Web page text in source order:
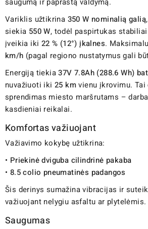
Variklis užtikrina 350 W nominalią galią
siekia 550 W, todėl paspirtukas
įveikia iki 22 % (12°) įkalnes.
km/h (pagal regiono nustatymus gali
Energiją tiekia37V 7.8Ah (288.6 Wh)
nuvažiuoti iki25 kmvienu įkrovimu.
sprendimas miesto maršrutams –
kasdieniai reikalai.
Komfortas važiuojant
Važiavimo kokybę užtikrina:
• Priekinė dviguba cilindrinė pakaba
• 8.5 colio pneumatinės padangos
Šis derinys sumažina vibracijas ir
važiuojant nelygiu asfaltu ar plytelėmis.
Saugumas